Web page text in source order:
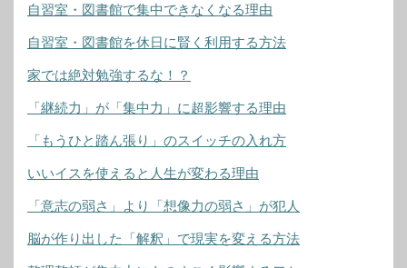
自習室・図書館で集中できなくなる理由
自習室・図書館を休日に賢く利用する方法
家では絶対勉強するな！？
「継続力」が「集中力」に超影響する理由
「もうひと踏ん張り」のスイッチの入れ方
いいイスを使えると人生が変わる理由
「意志の弱さ」より「想像力の弱さ」が犯人
脳が作り出した「解釈」で現実を変える方法